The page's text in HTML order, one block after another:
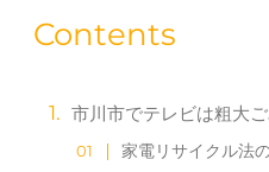
Contents
市川市でテレビは粗大
家電リサイクル法